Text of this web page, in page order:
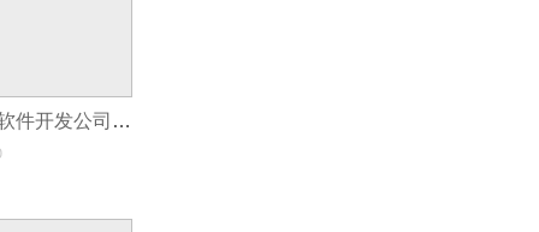
专业做杭州APP软件开发公司都有哪些